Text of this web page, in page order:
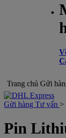
Trang chủ Gửi
Gửi hàng Tư vấn >
Pin